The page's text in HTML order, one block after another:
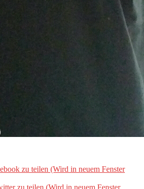
zu teilen (Wird in neuem Fenster
zu teilen (Wird in neuem Fenster